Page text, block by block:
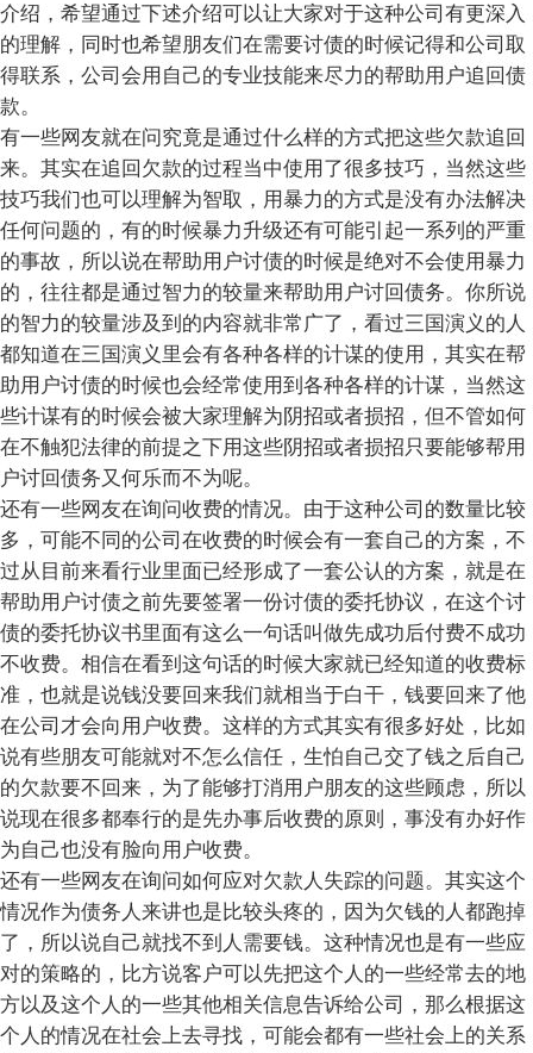
介绍，希望通过下述介绍可以让大家对于这种公司有更深入
的理解，同时也希望朋友们在需要讨债的时候记得和公司取
得联系，公司会用自己的专业技能来尽力的帮助用户追回债
款。
有一些网友就在问究竟是通过什么样的方式把这些欠款追回
来。其实在追回欠款的过程当中使用了很多技巧，当然这些
技巧我们也可以理解为智取，用暴力的方式是没有办法解决
任何问题的，有的时候暴力升级还有可能引起一系列的严重
的事故，所以说在帮助用户讨债的时候是绝对不会使用暴力
的，往往都是通过智力的较量来帮助用户讨回债务。你所说
的智力的较量涉及到的内容就非常广了，看过三国演义的人
都知道在三国演义里会有各种各样的计谋的使用，其实在帮
助用户讨债的时候也会经常使用到各种各样的计谋，当然这
些计谋有的时候会被大家理解为阴招或者损招，但不管如何
在不触犯法律的前提之下用这些阴招或者损招只要能够帮用
户讨回债务又何乐而不为呢。
还有一些网友在询问收费的情况。由于这种公司的数量比较
多，可能不同的公司在收费的时候会有一套自己的方案，不
过从目前来看行业里面已经形成了一套公认的方案，就是在
帮助用户讨债之前先要签署一份讨债的委托协议，在这个讨
债的委托协议书里面有这么一句话叫做先成功后付费不成功
不收费。相信在看到这句话的时候大家就已经知道的收费标
准，也就是说钱没要回来我们就相当于白干，钱要回来了他
在公司才会向用户收费。这样的方式其实有很多好处，比如
说有些朋友可能就对不怎么信任，生怕自己交了钱之后自己
的欠款要不回来，为了能够打消用户朋友的这些顾虑，所以
说现在很多都奉行的是先办事后收费的原则，事没有办好作
为自己也没有脸向用户收费。
还有一些网友在询问如何应对欠款人失踪的问题。其实这个
情况作为债务人来讲也是比较头疼的，因为欠钱的人都跑掉
了，所以说自己就找不到人需要钱。这种情况也是有一些应
对的策略的，比方说客户可以先把这个人的一些经常去的地
方以及这个人的一些其他相关信息告诉给公司，那么根据这
个人的情况在社会上去寻找，可能会都有一些社会上的关系